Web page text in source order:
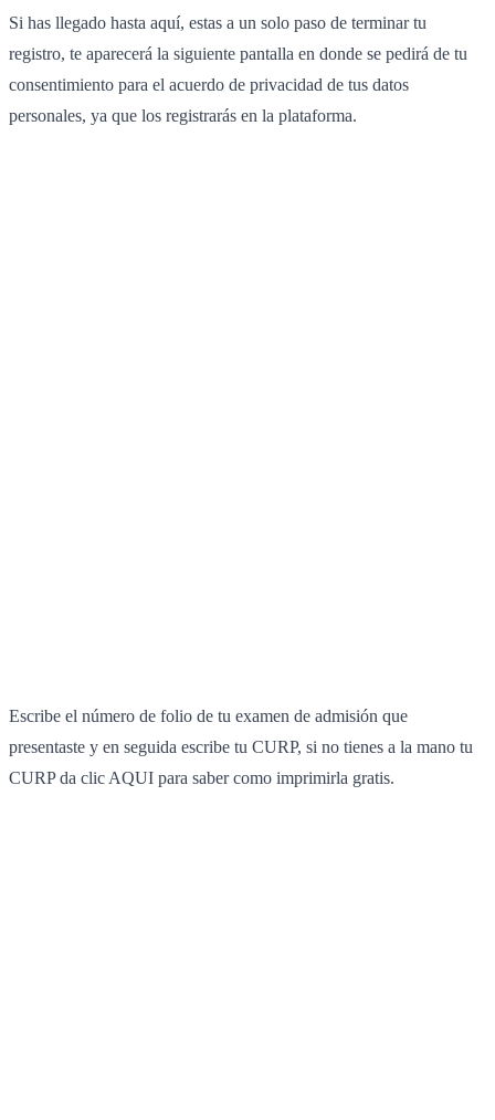
Si has llegado hasta aquí, estas a un solo paso de terminar tu
registro, te aparecerá la siguiente pantalla en donde se pedirá de tu
consentimiento para el acuerdo de privacidad de tus datos
personales, ya que los registrarás en la plataforma.
Escribe el número de folio de tu examen de admisión que
presentaste y en seguida escribe tu CURP, si no tienes a la mano tu
CURP da clic AQUI para saber como imprimirla gratis.